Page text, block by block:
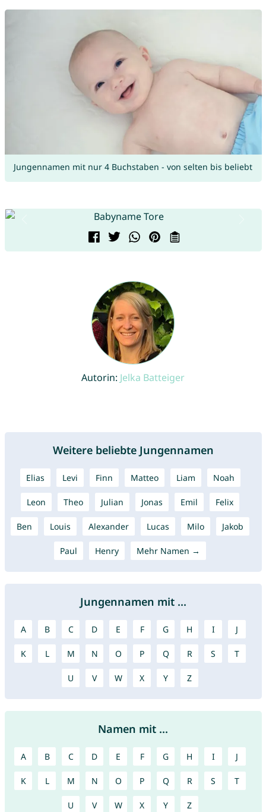
Jungennamen mit nur 4 Buchstaben - von selten bis beliebt
Autorin: Jelka Batteiger
Weitere beliebte Jungennamen
Elias Levi Finn Matteo Liam Noah
Leon Theo Julian Jonas Emil Felix
Ben Louis Alexander Lucas Milo Jakob
Paul Henry Mehr Namen →
Jungennamen mit ...
A B C D E F G H I J
K L M N O P Q R S T
U V W X Y Z
Namen mit ...
A B C D E F G H I J
K L M N O P Q R S T
U V W X Y Z